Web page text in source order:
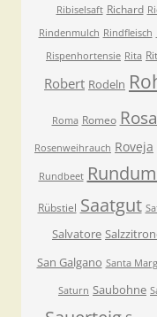
Ribiselsaft Richard
Rindenmulch Rindfleisch
Rispenhortensie Rita
Robert Rodeln
Roma Romeo Rosa
Rosenweihrauch Roveja
Rundbeet
Rübstiel Saatgut
Salvatore
San Galgano Santa
Saturn Saubohne